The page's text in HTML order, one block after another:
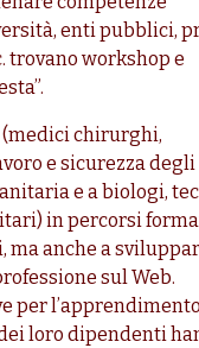
enti pubblici,
workshop e
chirurghi,
e sicurezza degli
e a biologi,
in percorsi
anche a
sul Web.
per l’apprendimento
loro dipendenti